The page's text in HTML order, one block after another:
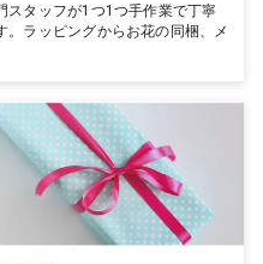
スタッフが1つ1つ手作業で丁寧
ラッピングからお花の同梱、メ